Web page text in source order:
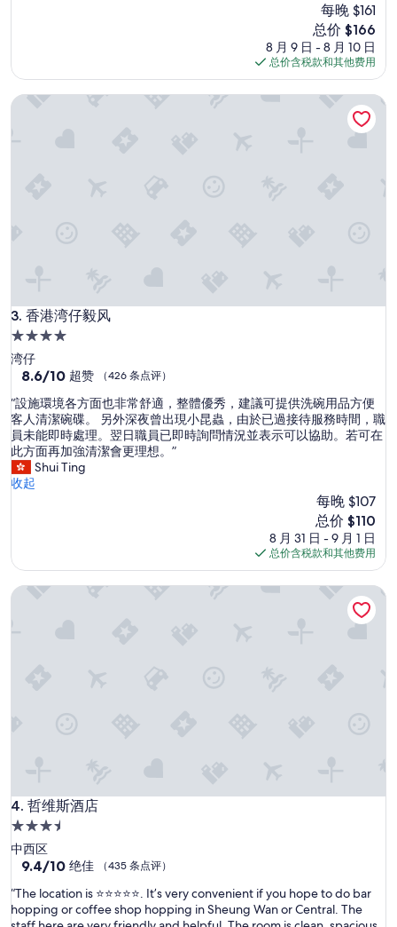
佳，
（116
每晚 $161
新
价
格
$166
总价 $166
8 月 9 日 - 8 月 10 日
总价含税款和其他费用
3. 香港湾仔毅风
香港湾仔毅风
4.0
星
住
宿
湾仔
8.6
总
分
10，
超
赞，
（426
8.6/10 超赞 （426 条点评）
“
設
施
環
境
各
常
適
碗
用
品
方
人
清
“設施環境各方面也非常舒適，整體優秀，建議可提供洗碗用品方便
客人清潔碗碟。 另外深夜曾出現小昆蟲，由於已過接待服務時間，職
員未能即時處理。翌日職員已即時詢問情況並表示可以協助。若可在
此方面再加強清潔會更理想。”
Shui Ting
收起
每晚 $107
新
价
格
$110
总价 $110
8 月 31 日 - 9 月 1 日
总价含税款和其他费用
香港湾仔毅风
4. 哲维斯酒店
哲维斯酒店
3.5
星
住
宿
中西区
9.4
总
分
9.4/10 绝佳 （435 条点评）
“
T
“The location is ⭐️⭐️⭐️⭐️⭐️. It’s very convenient if you hope to do bar
hopping or coffee shop hopping in Sheung Wan or Central. The
哲维斯酒店